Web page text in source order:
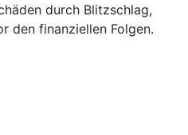
durch Blitzschlag,
den finanziellen Folgen.